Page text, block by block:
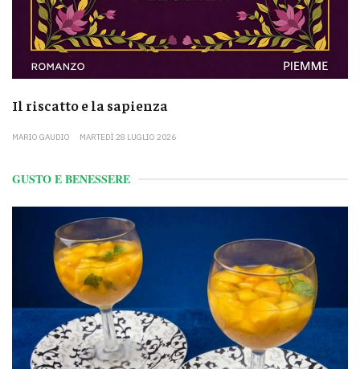
Il riscatto e la sapienza
MARIO GAUDIO MARTEDÌ 28 LUGLIO 2026
GUSTO E BENESSERE